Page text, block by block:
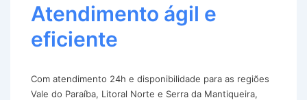
Atendimento ágil e
eficiente
Com atendimento 24h e disponibilidade para as regiões
Vale do Paraíba, Litoral Norte e Serra da Mantiqueira,